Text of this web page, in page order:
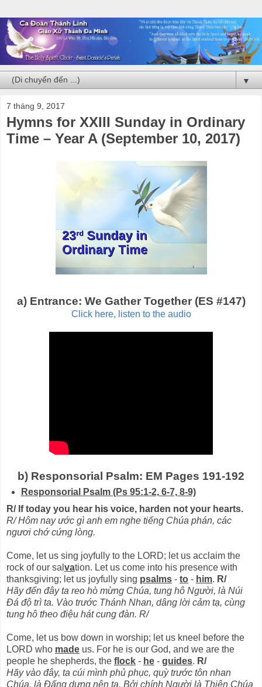
▼
7 tháng 9, 2017
Hymns for XXIII Sunday in Ordinary
Time – Year A (September 10, 2017)
a) Entrance: We Gather Together (ES #147)
Click here, listen to the audio
b) Responsorial Psalm: EM Pages 191-192
Responsorial Psalm (Ps 95:1-2, 6-7, 8-9)
R/ If today you hear his voice, harden not your hearts.
R/ Hôm nay ước gì anh em nghe tiếng Chúa phán, các
ngươi chớ cứng lòng.
Come, let us sing joyfully to the LORD; let us acclaim the
rock of our sal vation. Let us come into his presence with
thanksgiving; let us joyfully sing psalms - to - him. R/
Hãy đến đây ta reo hò mừng Chúa, tung hô Người, là Núi
Đá độ trì ta. Vào trước Thánh Nhan, dâng lời cảm tạ, cùng
tung hô theo điệu hát cung đàn. R/
Come, let us bow down in worship; let us kneel before the
LORD who made us. For he is our God, and we are the
people he shepherds, the flock - he - guides. R/
Hãy vào đây, ta cúi mình phủ phục, quỳ trước tôn nhan
Chúa, là Đấng dựng nên ta. Bởi chính Người là Thiên Chúa